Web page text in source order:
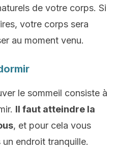
de votre corps. Si
votre corps sera
au moment venu.
le sommeil consiste à
Il faut atteindre la
, et pour cela vous
endroit tranquille.